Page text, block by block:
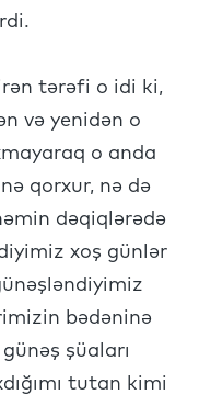
tərəfi o idi ki,
və yenidən o
o anda
qorxur, nə də
dəqiqlərədə
xoş günlər
bədəninə
şüaları
tutan kimi